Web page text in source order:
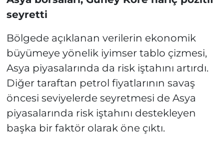
seyretti
Bölgede açıklanan verilerin ekonomik
büyümeye yönelik iyimser tablo çizmesi,
Asya piyasalarında da risk iştahını artırdı.
Diğer taraftan petrol fiyatlarının savaş
öncesi seviyelerde seyretmesi de Asya
piyasalarında risk iştahını destekleyen
başka bir faktör olarak öne çıktı.